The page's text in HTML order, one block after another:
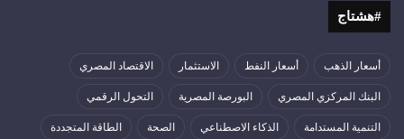
#هشتاج
أسعار الذهب أسعار النفط الاستثمار الاقتصاد المصري
البنك المركزي المصري البورصة المصرية التحول الرقمي
التنمية المستدامة الذكاء الاصطناعي الصحة الطاقة المتجددة